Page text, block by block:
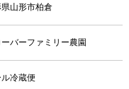
県山形市柏倉
ーバーファミリー農園
ル冷蔵便